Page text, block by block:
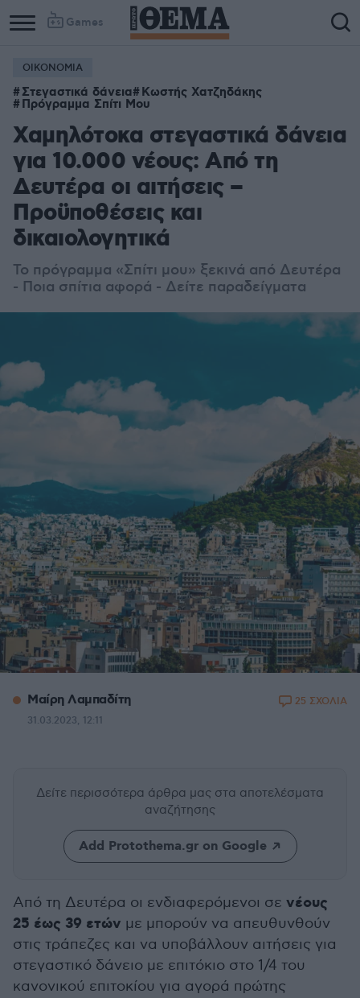
Games
ΟΙΚΟΝΟΜΙΑ
Στεγαστικά δάνεια Κωστής Χατζηδάκης
Πρόγραμμα Σπίτι Μου
Χαμηλότοκα στεγαστικά δάνεια
για 10.000 νέους: Από τη
Δευτέρα οι αιτήσεις –
Προϋποθέσεις και
δικαιολογητικά
Το πρόγραμμα «Σπίτι μου» ξεκινά από Δευτέρα
- Ποια σπίτια αφορά - Δείτε παραδείγματα
Μαίρη Λαμπαδίτη
31.03.2023, 12:11
25 ΣΧΟΛΙΑ
Δείτε περισσότερα άρθρα μας στα αποτελέσματα
αναζήτησης
Add Protothema.gr on Google
Aπό τη Δευτέρα οι ενδιαφερόμενοι σε νέους
25 έως 39 ετών με μπορούν να απευθυνθούν
στις τράπεζες και να υποβάλλουν αιτήσεις για
στεγαστικό δάνειο με επιτόκιο στο 1/4 του
κανονικού επιτοκίου για αγορά πρώτης